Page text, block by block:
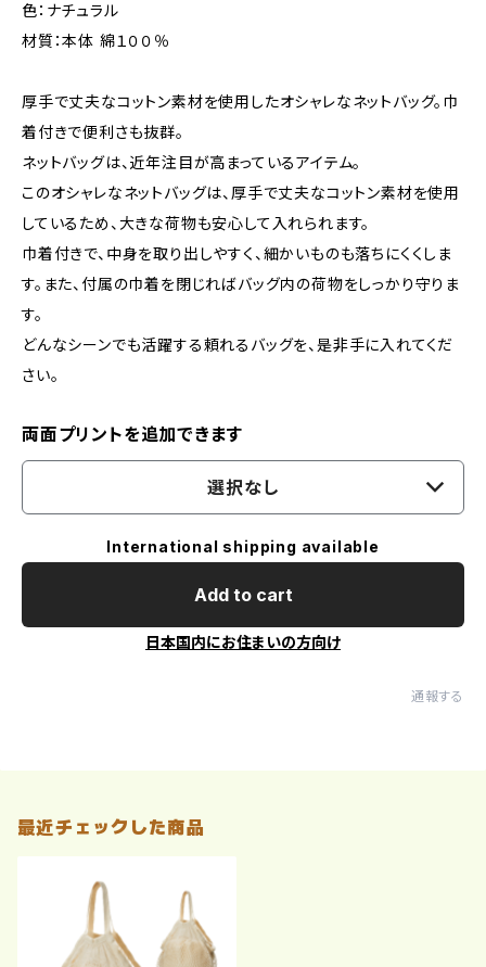
色：ナチュラル
材質：本体 綿１００％
厚手で丈夫なコットン素材を使用したオシャレなネットバッグ。巾
着付きで便利さも抜群。
ネットバッグは、近年注目が高まっているアイテム。
このオシャレなネットバッグは、厚手で丈夫なコットン素材を使用
しているため、大きな荷物も安心して入れられます。
巾着付きで、中身を取り出しやすく、細かいものも落ちにくくしま
す。また、付属の巾着を閉じればバッグ内の荷物をしっかり守りま
す。
どんなシーンでも活躍する頼れるバッグを、是非手に入れてくだ
さい。
両面プリントを追加できます
選択なし
International shipping available
Add to cart
日本国内にお住まいの方向け
通報する
最近チェックした商品